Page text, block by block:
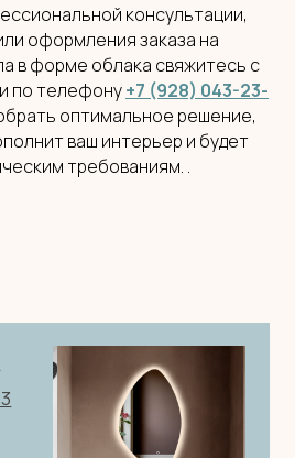
консультации,
оформления заказа на
в форме облака свяжитесь с
по телефону+7 (928) 043-23-
оптимальное решение,
ваш интерьер и будет
требованиям. .